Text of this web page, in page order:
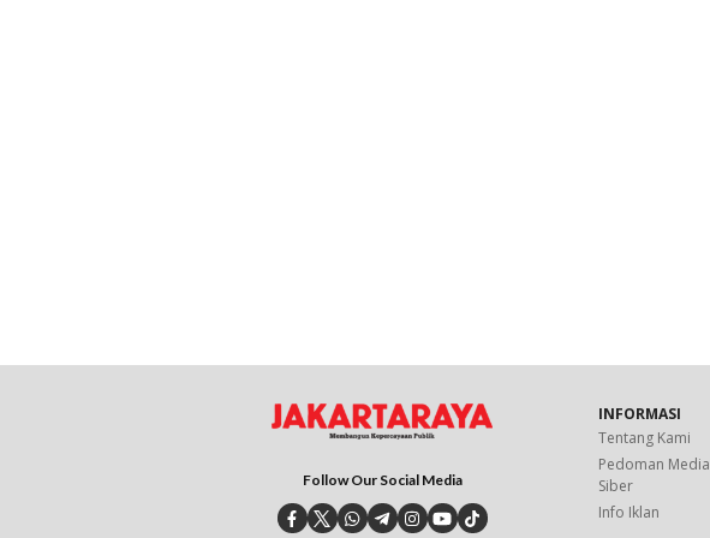
Follow Our Social Media
INFORMASI
Tentang Kami
Pedoman Media
Siber
Info Iklan